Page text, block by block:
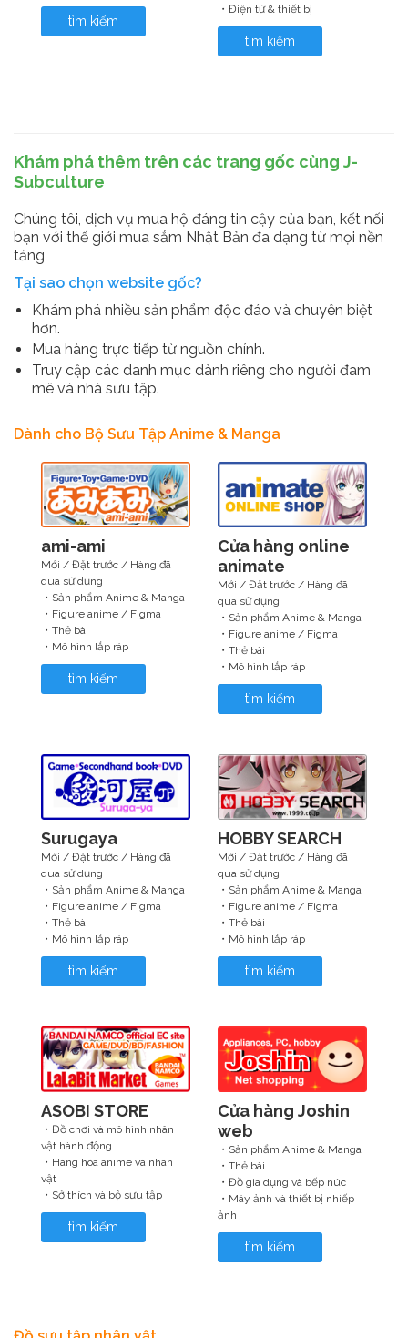
tìm kiếm
・Điện tử & thiết bị
tìm kiếm
Khám phá thêm trên các trang gốc cùng J-
Subculture
Chúng tôi, dịch vụ mua hộ đáng tin cậy của bạn, kết nối
bạn với thế giới mua sắm Nhật Bản đa dạng từ mọi nền
tảng
Tại sao chọn website gốc?
Khám phá nhiều sản phẩm độc đáo và chuyên biệt
hơn.
Mua hàng trực tiếp từ nguồn chính.
Truy cập các danh mục dành riêng cho người đam
mê và nhà sưu tập.
Dành cho Bộ Sưu Tập Anime & Manga
ami-ami
Mới / Đặt trước / Hàng đã
qua sử dụng
・Sản phẩm Anime & Manga
・Figure anime / Figma
・Thẻ bài
・Mô hình lắp ráp
tìm kiếm
Cửa hàng online
animate
Mới / Đặt trước / Hàng đã
qua sử dụng
・Sản phẩm Anime & Manga
・Figure anime / Figma
・Thẻ bài
・Mô hình lắp ráp
tìm kiếm
Surugaya
Mới / Đặt trước / Hàng đã
qua sử dụng
・Sản phẩm Anime & Manga
・Figure anime / Figma
・Thẻ bài
・Mô hình lắp ráp
tìm kiếm
HOBBY SEARCH
Mới / Đặt trước / Hàng đã
qua sử dụng
・Sản phẩm Anime & Manga
・Figure anime / Figma
・Thẻ bài
・Mô hình lắp ráp
tìm kiếm
ASOBI STORE
・Đồ chơi và mô hình nhân
vật hành động
・Hàng hóa anime và nhân
vật
・Sở thích và bộ sưu tập
tìm kiếm
Cửa hàng Joshin
web
・Sản phẩm Anime & Manga
・Thẻ bài
・Đồ gia dụng và bếp núc
・Máy ảnh và thiết bị nhiếp
ảnh
tìm kiếm